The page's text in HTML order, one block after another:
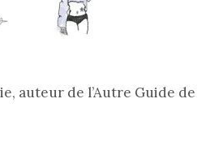
auteur de l’Autre Guide de